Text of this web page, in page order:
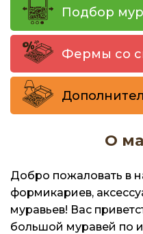
Подбор
Фермы со
О
Добро пожаловать в
формикариев,
муравьев! Вас
большой муравей по